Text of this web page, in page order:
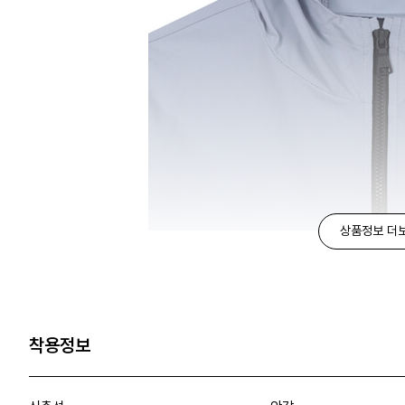
상품정보 더
착용정보